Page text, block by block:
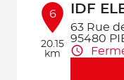
6
20.15
km
IDF
63 Rue
95480